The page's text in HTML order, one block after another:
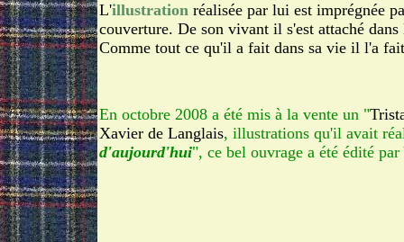
L'illustrationréalisée par lui est imprégnée
couverture. De son vivant il s'est attaché
Comme tout ce qu'il a fait dans sa vie il l'a
En octobre 2008 a été mis à la vente un "
Xavier de Langlais, illustrations qu'il avait
d'aujourd'hui", ce bel ouvrage a été édité par